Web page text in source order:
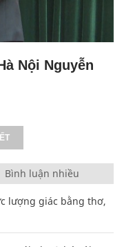
Nội Nguyễn
Bình luận nhiều
lượng giác bằng thơ,